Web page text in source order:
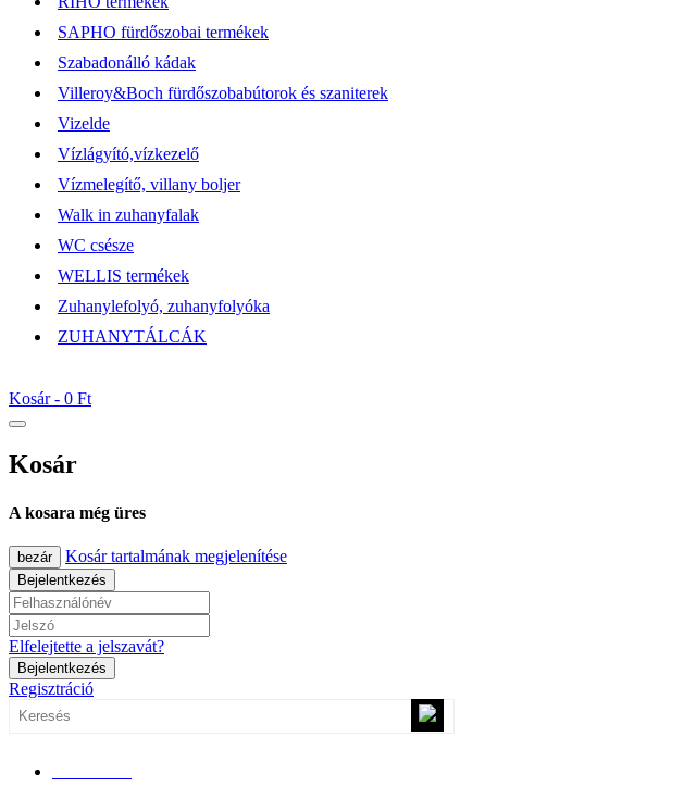
SAPHO fürdőszobai termékek
Szabadonálló kádak
Villeroy&Boch fürdőszobabútorok és szaniterek
Vizelde
Vízlágyító,vízkezelő
Vízmelegítő, villany boljer
Walk in zuhanyfalak
WC csésze
WELLIS termékek
Zuhanylefolyó, zuhanyfolyóka
ZUHANYTÁLCÁK
Kosár - 0 Ft
Kosár
A kosara még üres
bezár Kosár tartalmának megjelenítése
Bejelentkezés
Elfelejtette a jelszavát?
Bejelentkezés
Regisztráció